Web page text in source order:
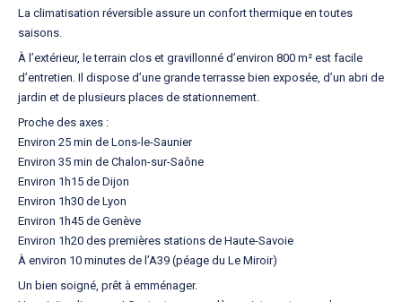
La climatisation réversible assure un confort thermique en toutes
saisons.
À l’extérieur, le terrain clos et gravillonné d’environ 800 m² est facile
d’entretien. Il dispose d’une grande terrasse bien exposée, d’un abri de
jardin et de plusieurs places de stationnement.
Proche des axes :
Environ 25 min de Lons-le-Saunier
Environ 35 min de Chalon-sur-Saône
Environ 1h15 de Dijon
Environ 1h30 de Lyon
Environ 1h45 de Genève
Environ 1h20 des premières stations de Haute-Savoie
À environ 10 minutes de l’A39 (péage du Le Miroir)
Un bien soigné, prêt à emménager.